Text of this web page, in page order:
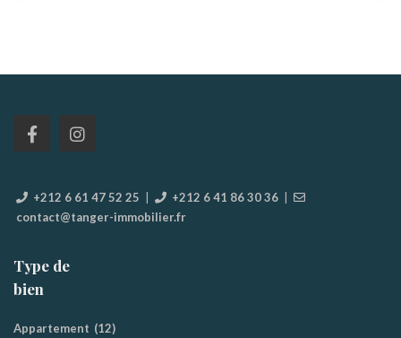
+212 6 61 47 52 25 +212 6 41 86 30 36
contact@tanger-immobilier.fr
Type de
bien
Appartement (12)